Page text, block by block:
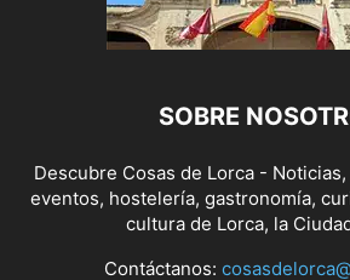
SOBRE
Descubre Cosas de Lorca -
eventos, hostelería, gastronomía,
cultura de Lorca, la
Contáctanos: